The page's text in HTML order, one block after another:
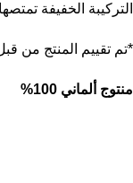
التركيبة الخفيفة
*تم تقييم المنتج من قبل 35 مستخدم بعد 4 أسابيع من
منتوج ألماني 100%